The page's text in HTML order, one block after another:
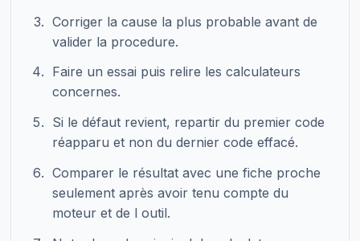
Corriger la cause la plus probable avant de
valider la procedure.
Faire un essai puis relire les calculateurs
concernes.
Si le défaut revient, repartir du premier code
réapparu et non du dernier code effacé.
Comparer le résultat avec une fiche proche
seulement après avoir tenu compte du
moteur et de l outil.